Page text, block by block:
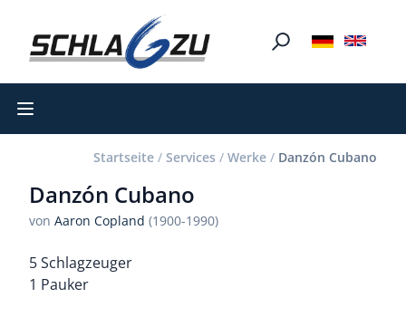
Open main menu
Startseite / Services / Werke / Danzón Cubano
Danzón Cubano
von Aaron Copland (1900-1990)
5 Schlagzeuger
1 Pauker